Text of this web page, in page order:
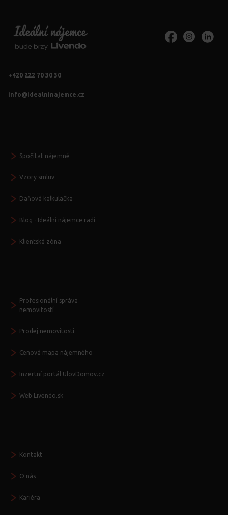
+420 222 70 30 30
info@idealninajemce.cz
Spočítat nájemné
Vzory smluv
Daňová kalkulačka
Blog - Ideální nájemce radí
Klientská zóna
Profesionální správa
nemovitostí
Prodej nemovitosti
Cenová mapa nájemného
Inzertní portál UlovDomov.cz
Web Livendo.sk
Kontakt
O nás
Kariéra